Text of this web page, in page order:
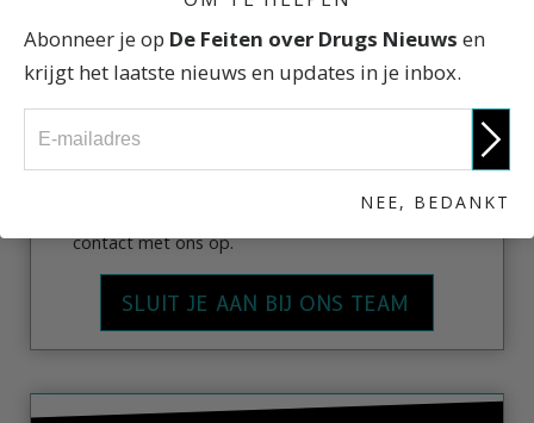
Overal ter wereld zijn Drugsvrije Wereld
afdelingen te vinden. Sluit je aan bij een
plaatselijke afdeling of start je eigen, neem
contact met ons op.
SLUIT JE AAN BIJ ONS TEAM
Abonneer je op De Feiten over Drugs Nieuws en
krijgt het laatste nieuws en updates in je inbox.
NEE, BEDANKT